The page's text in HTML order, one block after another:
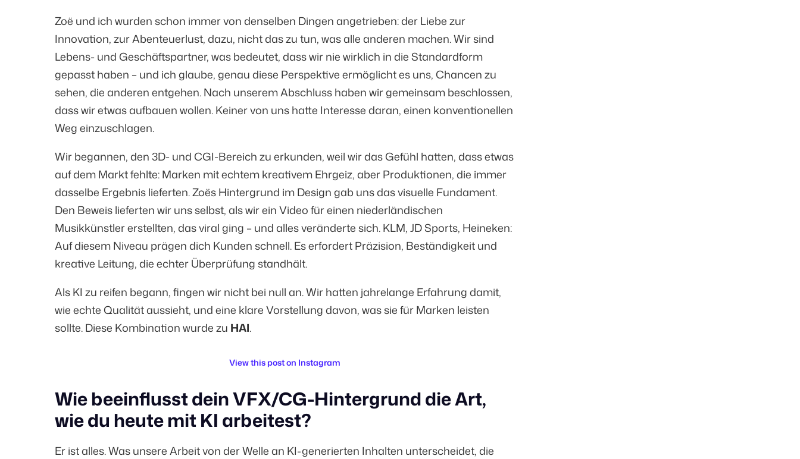
Zoë und ich wurden schon immer von denselben Dingen angetrieben: der Liebe zur
Innovation, zur Abenteuerlust, dazu, nicht das zu tun, was alle anderen machen. Wir sind
Lebens- und Geschäftspartner, was bedeutet, dass wir nie wirklich in die Standardform
gepasst haben – und ich glaube, genau diese Perspektive ermöglicht es uns, Chancen zu
sehen, die anderen entgehen. Nach unserem Abschluss haben wir gemeinsam beschlossen,
dass wir etwas aufbauen wollen. Keiner von uns hatte Interesse daran, einen konventionellen
Weg einzuschlagen.
Wir begannen, den 3D- und CGI-Bereich zu erkunden, weil wir das Gefühl hatten, dass etwas
auf dem Markt fehlte: Marken mit echtem kreativem Ehrgeiz, aber Produktionen, die immer
dasselbe Ergebnis lieferten. Zoës Hintergrund im Design gab uns das visuelle Fundament.
Den Beweis lieferten wir uns selbst, als wir ein Video für einen niederländischen
Musikkünstler erstellten, das viral ging – und alles veränderte sich. KLM, JD Sports, Heineken:
Auf diesem Niveau prägen dich Kunden schnell. Es erfordert Präzision, Beständigkeit und
kreative Leitung, die echter Überprüfung standhält.
Als KI zu reifen begann, fingen wir nicht bei null an. Wir hatten jahrelange Erfahrung damit,
wie echte Qualität aussieht, und eine klare Vorstellung davon, was sie für Marken leisten
sollte. Diese Kombination wurde zu HAI.
View this post on Instagram
Wie beeinflusst dein VFX/CG-Hintergrund die Art,
wie du heute mit KI arbeitest?
Er ist alles. Was unsere Arbeit von der Welle an KI-generierten Inhalten unterscheidet, die